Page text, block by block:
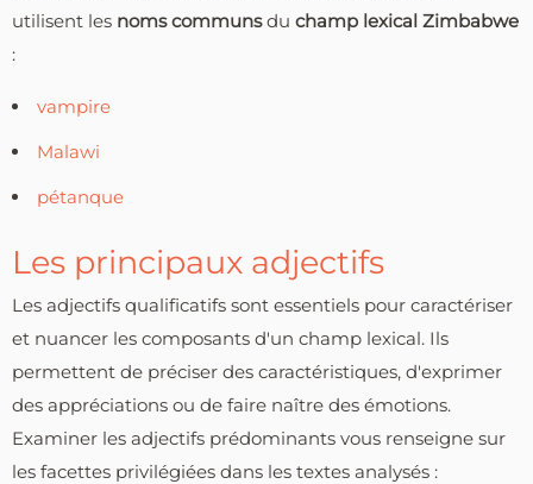
utilisent les noms communsdu champ lexical Zimbabwe
:
vampire
Malawi
pétanque
Les principaux adjectifs
Les adjectifs qualificatifs sont essentiels pour caractériser
et nuancer les composants d'un champ lexical. Ils
permettent de préciser des caractéristiques, d'exprimer
des appréciations ou de faire naître des émotions.
Examiner les adjectifs prédominants vous renseigne sur
les facettes privilégiées dans les textes analysés :